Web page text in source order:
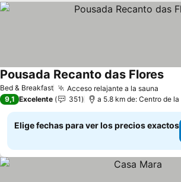
Bed & Breakfast Acceso relajante a la sauna
Pousada Recanto das FloresVer
9,1 Excelente 351 a 5.8 km de: Centro de
Elige fechas para ver los precios exactos